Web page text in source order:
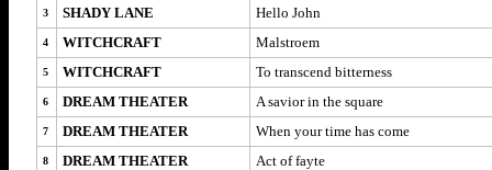
3 SHADY LANE Hello John
4 WITCHCRAFT Malstroem
5 WITCHCRAFT To transcend bitterness
6 DREAM THEATER A savior in the square
7 DREAM THEATER When your time has come
8 DREAM THEATER Act of fayte